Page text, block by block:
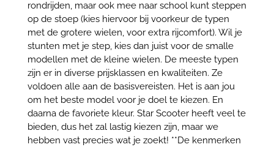
rondrijden, maar ook mee naar school kunt steppen
op de stoep (kies hiervoor bij voorkeur de typen
met de grotere wielen, voor extra rijcomfort). Wil je
stunten met je step, kies dan juist voor de smalle
modellen met de kleine wielen. De meeste typen
zijn er in diverse prijsklassen en kwaliteiten. Ze
voldoen alle aan de basisvereisten. Het is aan jou
om het beste model voor je doel te kiezen. En
daarna de favoriete kleur. Star Scooter heeft veel te
bieden, dus het zal lastig kiezen zijn, maar we
hebben vast precies wat je zoekt! **De kenmerken